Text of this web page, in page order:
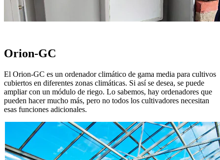
Orion-GC
El Orion-GC es un ordenador climático de gama media para cultivos
cubiertos en diferentes zonas climáticas. Si así se desea, se puede
ampliar con un módulo de riego. Lo sabemos, hay ordenadores que
pueden hacer mucho más, pero no todos los cultivadores necesitan
esas funciones adicionales.